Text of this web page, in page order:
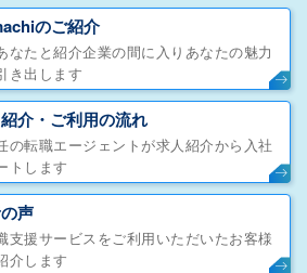
のご紹介
なたと紹介企業の間に入りあなたの魅力
き出します
介・ご利用の流れ
の転職エージェントが求人紹介から入社
トします
声
支援サービスをご利用いただいたお客様
介します